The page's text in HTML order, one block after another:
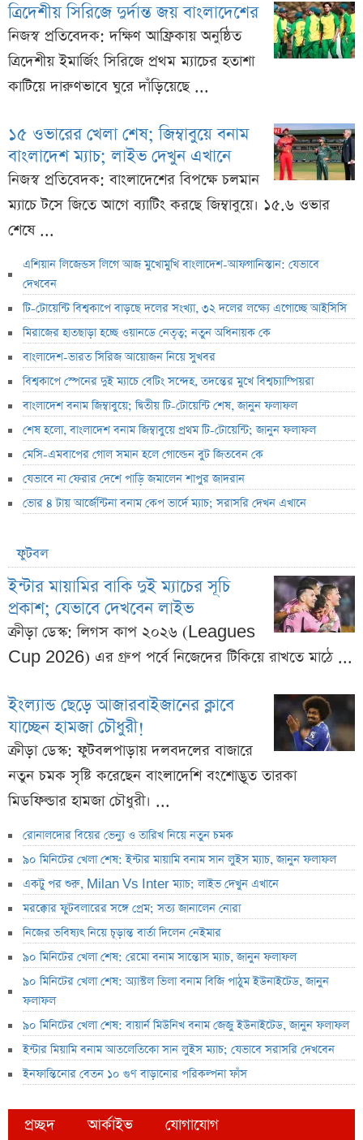
ত্রিদেশীয় সিরিজে দুর্দান্ত জয় বাংলাদেশের
নিজস্ব প্রতিবেদক: দক্ষিণ আফ্রিকায় অনুষ্ঠিত
ত্রিদেশীয় ইমার্জিং সিরিজে প্রথম ম্যাচের হতাশা
কাটিয়ে দারুণভাবে ঘুরে দাঁড়িয়েছে ...
১৫ ওভারের খেলা শেষ; জিম্বাবুয়ে বনাম
বাংলাদেশ ম্যাচ; লাইভ দেখুন এখানে
নিজস্ব প্রতিবেদক: বাংলাদেশের বিপক্ষে চলমান
ম্যাচে টসে জিতে আগে ব্যাটিং করছে জিম্বাবুয়ে। ১৫.৬ ওভার
শেষে ...
এশিয়ান লিজেন্ডস লিগে আজ মুখোমুখি বাংলাদেশ-আফগানিস্তান: যেভাবে
দেখবেন
টি-টোয়েন্টি বিশ্বকাপে বাড়ছে দলের সংখ্যা, ৩২ দলের লক্ষ্যে এগোচ্ছে আইসিসি
মিরাজের হাতছাড়া হচ্ছে ওয়ানডে নেতৃত্ব; নতুন অধিনায়ক কে
বাংলাদেশ-ভারত সিরিজ আয়োজন নিয়ে সুখবর
বিশ্বকাপে স্পেনের দুই ম্যাচে বেটিং সন্দেহ, তদন্তের মুখে বিশ্বচ্যাম্পিয়রা
বাংলাদেশ বনাম জিম্বাবুয়ে; দ্বিতীয় টি-টোয়েন্টি শেষ, জানুন ফলাফল
শেষ হলো, বাংলাদেশ বনাম জিম্বাবুয়ে প্রথম টি-টোয়েন্টি; জানুন ফলাফল
মেসি-এমবাপের গোল সমান হলে গোল্ডেন বুট জিতবেন কে
যেভাবে না ফেরার দেশে পাড়ি জমালেন শাপুর জাদরান
ভোর ৪ টায় আর্জেন্টিনা বনাম কেপ ভার্দে ম্যাচ; সরাসরি দেখন এখানে
ফুটবল
ইন্টার মায়ামির বাকি দুই ম্যাচের সূচি
প্রকাশ; যেভাবে দেখবেন লাইভ
ক্রীড়া ডেস্ক: লিগস কাপ ২০২৬ (Leagues
Cup 2026) এর গ্রুপ পর্বে নিজেদের টিকিয়ে রাখতে মাঠে ...
ইংল্যান্ড ছেড়ে আজারবাইজানের ক্লাবে
যাচ্ছেন হামজা চৌধুরী!
ক্রীড়া ডেস্ক: ফুটবলপাড়ায় দলবদলের বাজারে
নতুন চমক সৃষ্টি করেছেন বাংলাদেশি বংশোদ্ভূত তারকা
মিডফিল্ডার হামজা চৌধুরী। ...
রোনালদোর বিয়ের ভেন্যু ও তারিখ নিয়ে নতুন চমক
৯০ মিনিটের খেলা শেষ: ইন্টার মায়ামি বনাম সান লুইস ম্যাচ, জানুন ফলাফল
একটু পর শুরু, Milan Vs Inter ম্যাচ; লাইভ দেখুন এখানে
মরক্কোর ফুটবলারের সঙ্গে প্রেম; সত্য জানালেন নোরা
নিজের ভবিষ্যৎ নিয়ে চূড়ান্ত বার্তা দিলেন নেইমার
৯০ মিনিটের খেলা শেষ: রেমো বনাম সান্তোস ম্যাচ, জানুন ফলাফল
৯০ মিনিটের খেলা শেষ: অ্যাস্টল ভিলা বনাম বিজি পাঠুম ইউনাইটেড, জানুন
ফলাফল
৯০ মিনিটের খেলা শেষ: বায়ার্ন মিউনিখ বনাম জেজু ইউনাইটেড, জানুন ফলাফল
ইন্টার মিয়ামি বনাম আতলেতিকো সান লুইস ম্যাচ; যেভাবে সরাসরি দেখবেন
ইনফান্তিনোর বেতন ১০ গুণ বাড়ানোর পরিকল্পনা ফাঁস
প্রচ্ছদ আর্কাইভ যোগাযোগ